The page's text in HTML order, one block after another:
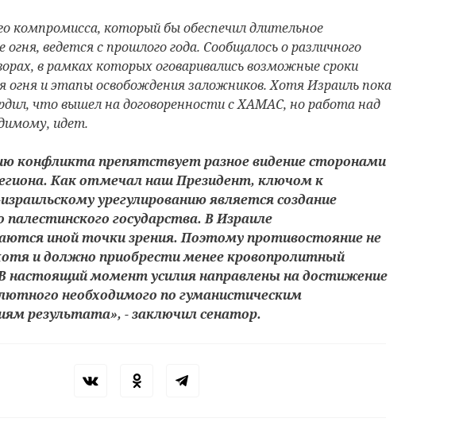
компромисса, который бы обеспечил длительное
огня, ведется с прошлого года. Сообщалось о различного
в рамках которых оговаривались возможные сроки
огня и этапы освобождения заложников. Хотя Израиль пока
что вышел на договоренности с ХАМАС, но работа над
идет.
конфликта препятствует разное видение сторонами
Как отмечал наш Президент, ключом к
урегулированию является создание
палестинского государства. В Израиле
иной точки зрения. Поэтому противостояние не
и должно приобрести менее кровопролитный
настоящий момент усилия направлены на достижение
необходимого по гуманистическим
результата», - заключил сенатор.